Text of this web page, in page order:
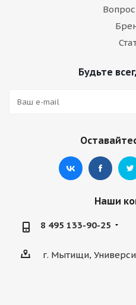
Будьте
Наши
8 495 133-90-25
г. Мытищи,